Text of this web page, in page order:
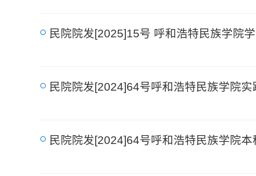
民院院发[2025]15号 呼和浩特民族学院
民院院发[2024]64号呼和浩特民族学院实
民院院发[2024]64号呼和浩特民族学院